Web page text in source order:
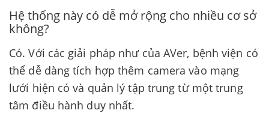
Hệ thống này có dễ mở rộng cho nhiều cơ sở
không?
Có. Với các giải pháp như của AVer, bệnh viện có
thể dễ dàng tích hợp thêm camera vào mạng
lưới hiện có và quản lý tập trung từ một trung
tâm điều hành duy nhất.